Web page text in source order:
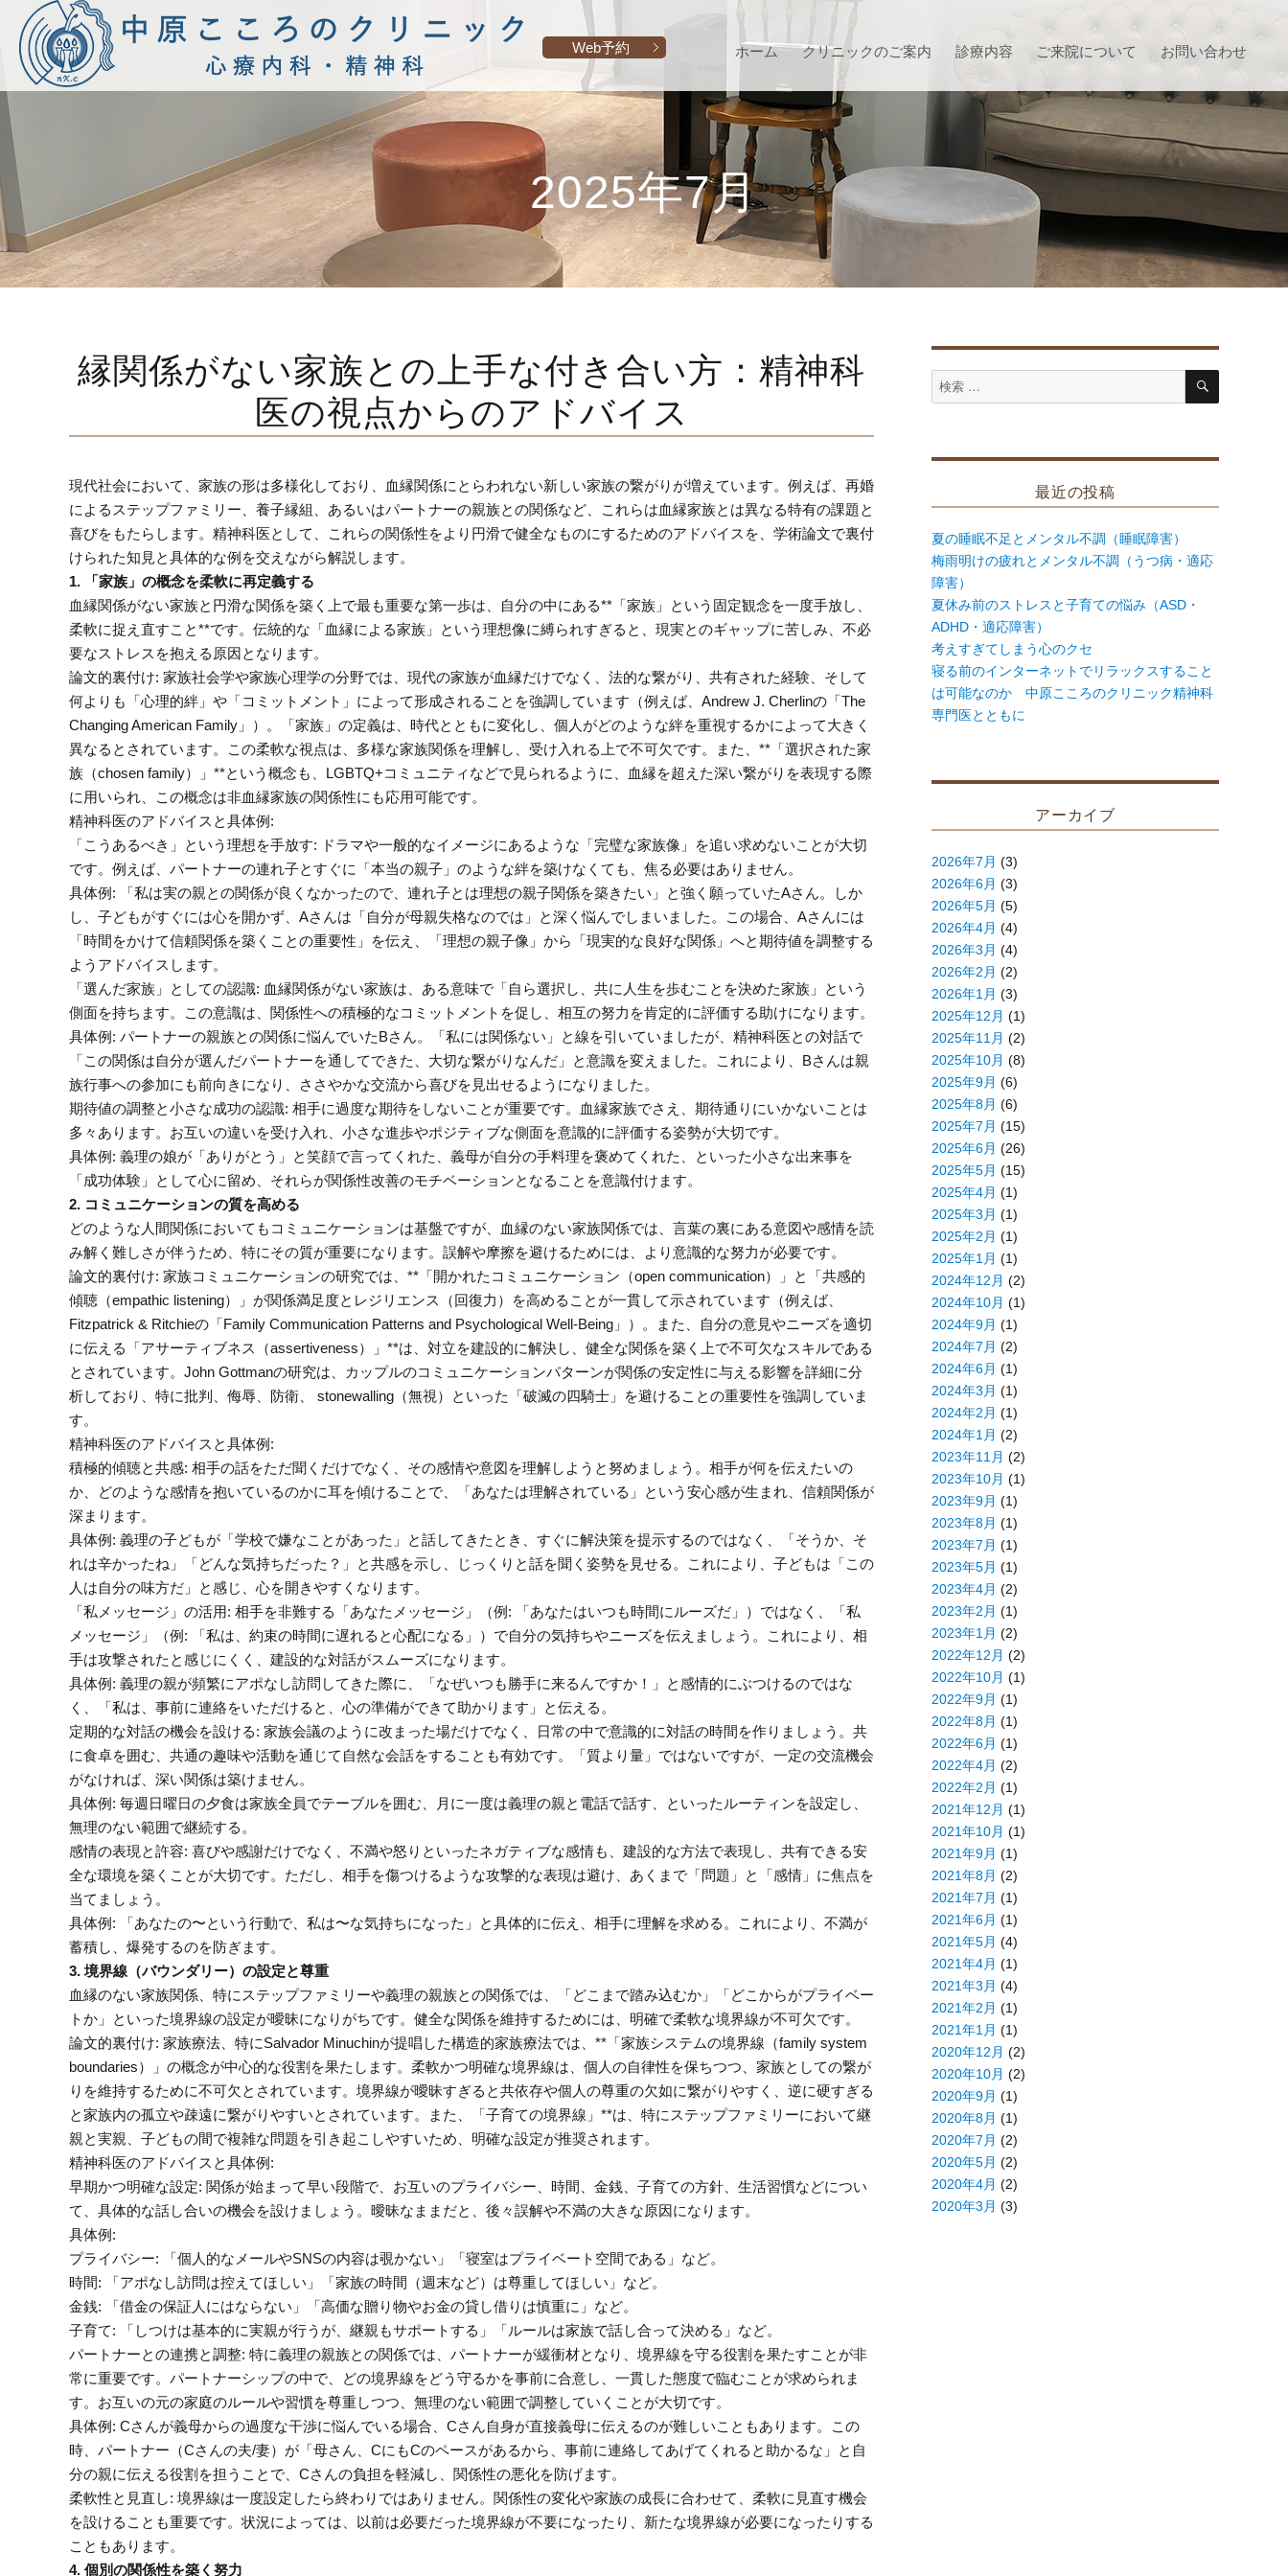
Web予約 ホーム クリニックのご案内 診療内容 ご来院について お問い合わせ
2025年7月
縁関係がない家族との上手な付き合い方：精神科
医の視点からのアドバイス
現代社会において、家族の形は多様化しており、血縁関係にとらわれない新しい家族の繋がりが増えています。例えば、再婚
によるステップファミリー、養子縁組、あるいはパートナーの親族との関係など、これらは血縁家族とは異なる特有の課題と
喜びをもたらします。精神科医として、これらの関係性をより円滑で健全なものにするためのアドバイスを、学術論文で裏付
けられた知見と具体的な例を交えながら解説します。
1. 「家族」の概念を柔軟に再定義する
血縁関係がない家族と円滑な関係を築く上で最も重要な第一歩は、自分の中にある**「家族」という固定観念を一度手放し、
柔軟に捉え直すこと**です。伝統的な「血縁による家族」という理想像に縛られすぎると、現実とのギャップに苦しみ、不必
要なストレスを抱える原因となります。
論文的裏付け: 家族社会学や家族心理学の分野では、現代の家族が血縁だけでなく、法的な繋がり、共有された経験、そして
何よりも「心理的絆」や「コミットメント」によって形成されることを強調しています（例えば、Andrew J. Cherlinの「The
Changing American Family」）。「家族」の定義は、時代とともに変化し、個人がどのような絆を重視するかによって大きく
異なるとされています。この柔軟な視点は、多様な家族関係を理解し、受け入れる上で不可欠です。また、**「選択された家
族（chosen family）」**という概念も、LGBTQ+コミュニティなどで見られるように、血縁を超えた深い繋がりを表現する際
に用いられ、この概念は非血縁家族の関係性にも応用可能です。
精神科医のアドバイスと具体例:
「こうあるべき」という理想を手放す: ドラマや一般的なイメージにあるような「完璧な家族像」を追い求めないことが大切
です。例えば、パートナーの連れ子とすぐに「本当の親子」のような絆を築けなくても、焦る必要はありません。
具体例: 「私は実の親との関係が良くなかったので、連れ子とは理想の親子関係を築きたい」と強く願っていたAさん。しか
し、子どもがすぐには心を開かず、Aさんは「自分が母親失格なのでは」と深く悩んでしまいました。この場合、Aさんには
「時間をかけて信頼関係を築くことの重要性」を伝え、「理想の親子像」から「現実的な良好な関係」へと期待値を調整する
ようアドバイスします。
「選んだ家族」としての認識: 血縁関係がない家族は、ある意味で「自ら選択し、共に人生を歩むことを決めた家族」という
側面を持ちます。この意識は、関係性への積極的なコミットメントを促し、相互の努力を肯定的に評価する助けになります。
具体例: パートナーの親族との関係に悩んでいたBさん。「私には関係ない」と線を引いていましたが、精神科医との対話で
「この関係は自分が選んだパートナーを通してできた、大切な繋がりなんだ」と意識を変えました。これにより、Bさんは親
族行事への参加にも前向きになり、ささやかな交流から喜びを見出せるようになりました。
期待値の調整と小さな成功の認識: 相手に過度な期待をしないことが重要です。血縁家族でさえ、期待通りにいかないことは
多々あります。お互いの違いを受け入れ、小さな進歩やポジティブな側面を意識的に評価する姿勢が大切です。
具体例: 義理の娘が「ありがとう」と笑顔で言ってくれた、義母が自分の手料理を褒めてくれた、といった小さな出来事を
「成功体験」として心に留め、それらが関係性改善のモチベーションとなることを意識付けます。
2. コミュニケーションの質を高める
どのような人間関係においてもコミュニケーションは基盤ですが、血縁のない家族関係では、言葉の裏にある意図や感情を読
み解く難しさが伴うため、特にその質が重要になります。誤解や摩擦を避けるためには、より意識的な努力が必要です。
論文的裏付け: 家族コミュニケーションの研究では、**「開かれたコミュニケーション（open communication）」と「共感的
傾聴（empathic listening）」が関係満足度とレジリエンス（回復力）を高めることが一貫して示されています（例えば、
Fitzpatrick & Ritchieの「Family Communication Patterns and Psychological Well-Being」）。また、自分の意見やニーズを適切
に伝える「アサーティブネス（assertiveness）」**は、対立を建設的に解決し、健全な関係を築く上で不可欠なスキルである
とされています。John Gottmanの研究は、カップルのコミュニケーションパターンが関係の安定性に与える影響を詳細に分
析しており、特に批判、侮辱、防衛、 stonewalling（無視）といった「破滅の四騎士」を避けることの重要性を強調していま
す。
精神科医のアドバイスと具体例:
積極的傾聴と共感: 相手の話をただ聞くだけでなく、その感情や意図を理解しようと努めましょう。相手が何を伝えたいの
か、どのような感情を抱いているのかに耳を傾けることで、「あなたは理解されている」という安心感が生まれ、信頼関係が
深まります。
具体例: 義理の子どもが「学校で嫌なことがあった」と話してきたとき、すぐに解決策を提示するのではなく、「そうか、そ
れは辛かったね」「どんな気持ちだった？」と共感を示し、じっくりと話を聞く姿勢を見せる。これにより、子どもは「この
人は自分の味方だ」と感じ、心を開きやすくなります。
「私メッセージ」の活用: 相手を非難する「あなたメッセージ」（例: 「あなたはいつも時間にルーズだ」）ではなく、「私
メッセージ」（例: 「私は、約束の時間に遅れると心配になる」）で自分の気持ちやニーズを伝えましょう。これにより、相
手は攻撃されたと感じにくく、建設的な対話がスムーズになります。
具体例: 義理の親が頻繁にアポなし訪問してきた際に、「なぜいつも勝手に来るんですか！」と感情的にぶつけるのではな
く、「私は、事前に連絡をいただけると、心の準備ができて助かります」と伝える。
定期的な対話の機会を設ける: 家族会議のように改まった場だけでなく、日常の中で意識的に対話の時間を作りましょう。共
に食卓を囲む、共通の趣味や活動を通じて自然な会話をすることも有効です。「質より量」ではないですが、一定の交流機会
がなければ、深い関係は築けません。
具体例: 毎週日曜日の夕食は家族全員でテーブルを囲む、月に一度は義理の親と電話で話す、といったルーティンを設定し、
無理のない範囲で継続する。
感情の表現と許容: 喜びや感謝だけでなく、不満や怒りといったネガティブな感情も、建設的な方法で表現し、共有できる安
全な環境を築くことが大切です。ただし、相手を傷つけるような攻撃的な表現は避け、あくまで「問題」と「感情」に焦点を
当てましょう。
具体例: 「あなたの〜という行動で、私は〜な気持ちになった」と具体的に伝え、相手に理解を求める。これにより、不満が
蓄積し、爆発するのを防ぎます。
3. 境界線（バウンダリー）の設定と尊重
血縁のない家族関係、特にステップファミリーや義理の親族との関係では、「どこまで踏み込むか」「どこからがプライベー
トか」といった境界線の設定が曖昧になりがちです。健全な関係を維持するためには、明確で柔軟な境界線が不可欠です。
論文的裏付け: 家族療法、特にSalvador Minuchinが提唱した構造的家族療法では、**「家族システムの境界線（family system
boundaries）」の概念が中心的な役割を果たします。柔軟かつ明確な境界線は、個人の自律性を保ちつつ、家族としての繋が
りを維持するために不可欠とされています。境界線が曖昧すぎると共依存や個人の尊重の欠如に繋がりやすく、逆に硬すぎる
と家族内の孤立や疎遠に繋がりやすいとされています。また、「子育ての境界線」**は、特にステップファミリーにおいて継
親と実親、子どもの間で複雑な問題を引き起こしやすいため、明確な設定が推奨されます。
精神科医のアドバイスと具体例:
早期かつ明確な設定: 関係が始まって早い段階で、お互いのプライバシー、時間、金銭、子育ての方針、生活習慣などについ
て、具体的な話し合いの機会を設けましょう。曖昧なままだと、後々誤解や不満の大きな原因になります。
具体例:
プライバシー: 「個人的なメールやSNSの内容は覗かない」「寝室はプライベート空間である」など。
時間: 「アポなし訪問は控えてほしい」「家族の時間（週末など）は尊重してほしい」など。
金銭: 「借金の保証人にはならない」「高価な贈り物やお金の貸し借りは慎重に」など。
子育て: 「しつけは基本的に実親が行うが、継親もサポートする」「ルールは家族で話し合って決める」など。
パートナーとの連携と調整: 特に義理の親族との関係では、パートナーが緩衝材となり、境界線を守る役割を果たすことが非
常に重要です。パートナーシップの中で、どの境界線をどう守るかを事前に合意し、一貫した態度で臨むことが求められま
す。お互いの元の家庭のルールや習慣を尊重しつつ、無理のない範囲で調整していくことが大切です。
具体例: Cさんが義母からの過度な干渉に悩んでいる場合、Cさん自身が直接義母に伝えるのが難しいこともあります。この
時、パートナー（Cさんの夫/妻）が「母さん、CにもCのペースがあるから、事前に連絡してあげてくれると助かるな」と自
分の親に伝える役割を担うことで、Cさんの負担を軽減し、関係性の悪化を防げます。
柔軟性と見直し: 境界線は一度設定したら終わりではありません。関係性の変化や家族の成長に合わせて、柔軟に見直す機会
を設けることも重要です。状況によっては、以前は必要だった境界線が不要になったり、新たな境界線が必要になったりする
こともあります。
4. 個別の関係性を築く努力
検
索
検
最近の投稿
夏の睡眠不足とメンタル不調（睡眠障害）
梅雨明けの疲れとメンタル不調（うつ病・適応
障害）
夏休み前のストレスと子育ての悩み（ASD・
ADHD・適応障害）
考えすぎてしまう心のクセ
寝る前のインターネットでリラックスすること
は可能なのか 中原こころのクリニック精神科
専門医とともに
アーカイブ
2026年7月 (3)
2026年6月 (3)
2026年5月 (5)
2026年4月 (4)
2026年3月 (4)
2026年2月 (2)
2026年1月 (3)
2025年12月 (1)
2025年11月 (2)
2025年10月 (8)
2025年9月 (6)
2025年8月 (6)
2025年7月 (15)
2025年6月 (26)
2025年5月 (15)
2025年4月 (1)
2025年3月 (1)
2025年2月 (1)
2025年1月 (1)
2024年12月 (2)
2024年10月 (1)
2024年9月 (1)
2024年7月 (2)
2024年6月 (1)
2024年3月 (1)
2024年2月 (1)
2024年1月 (2)
2023年11月 (2)
2023年10月 (1)
2023年9月 (1)
2023年8月 (1)
2023年7月 (1)
2023年5月 (1)
2023年4月 (2)
2023年2月 (1)
2023年1月 (2)
2022年12月 (2)
2022年10月 (1)
2022年9月 (1)
2022年8月 (1)
2022年6月 (1)
2022年4月 (2)
2022年2月 (1)
2021年12月 (1)
2021年10月 (1)
2021年9月 (1)
2021年8月 (2)
2021年7月 (1)
2021年6月 (1)
2021年5月 (4)
2021年4月 (1)
2021年3月 (4)
2021年2月 (1)
2021年1月 (1)
2020年12月 (2)
2020年10月 (2)
2020年9月 (1)
2020年8月 (1)
2020年7月 (2)
2020年5月 (2)
2020年4月 (2)
2020年3月 (3)